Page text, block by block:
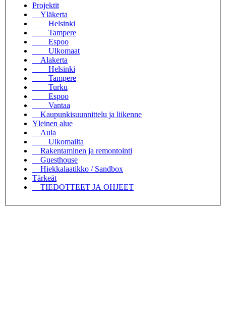
Projektit
Yläkerta
Helsinki
Tampere
Espoo
Ulkomaat
Alakerta
Helsinki
Tampere
Turku
Espoo
Vantaa
Kaupunkisuunnittelu ja liikenne
Yleinen alue
Aula
Ulkomailta
Rakentaminen ja remontointi
Guesthouse
Hiekkalaatikko / Sandbox
Tärkeät
TIEDOTTEET JA OHJEET